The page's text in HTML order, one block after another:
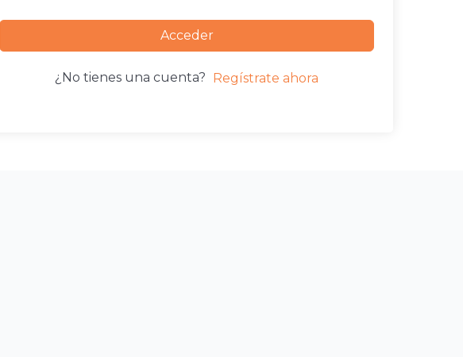
Acceder
¿No tienes una cuenta? Regístrate ahora